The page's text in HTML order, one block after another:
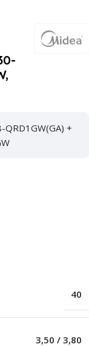
QRD1GW(GA) +
40
3,50 / 3,80